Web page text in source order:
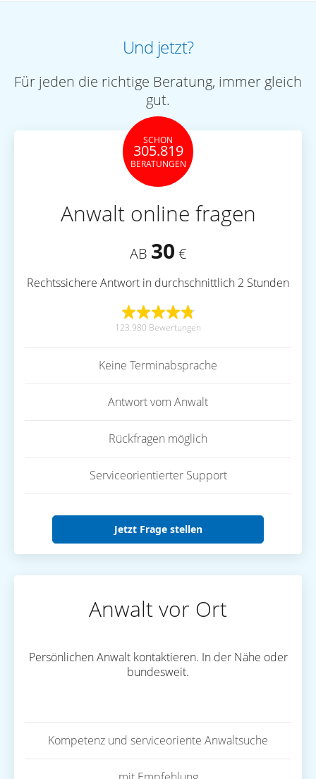
Und jetzt?
Für jeden die richtige Beratung, immer gleich
gut.
SCHON
305.819
BERATUNGEN
Anwalt online fragen
AB 30 €
Rechtssichere Antwort in durchschnittlich 2 Stunden
123.980 Bewertungen
Keine Terminabsprache
Antwort vom Anwalt
Rückfragen möglich
Serviceorientierter Support
Jetzt Frage stellen
Anwalt vor Ort
Persönlichen Anwalt kontaktieren. In der Nähe oder
bundesweit.
Kompetenz und serviceoriente Anwaltsuche